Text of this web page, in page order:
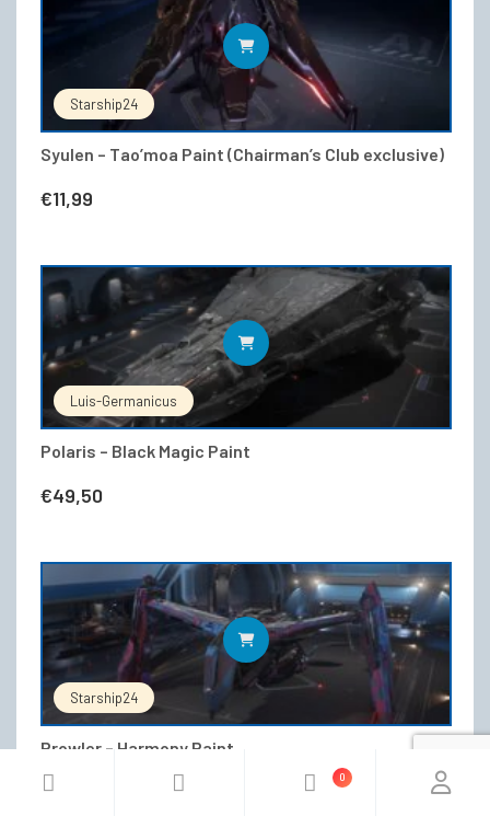
Starship24
Syulen – Tao’moa Paint (Chairman’s Club exclusive)
€11,99
IN DEN WARENKORB
Luis-Germanicus
Polaris – Black Magic Paint
€49,50
IN DEN WARENKORB
Starship24
Prowler – Harmony Paint
€25,99
IN DEN WARENKORB
0